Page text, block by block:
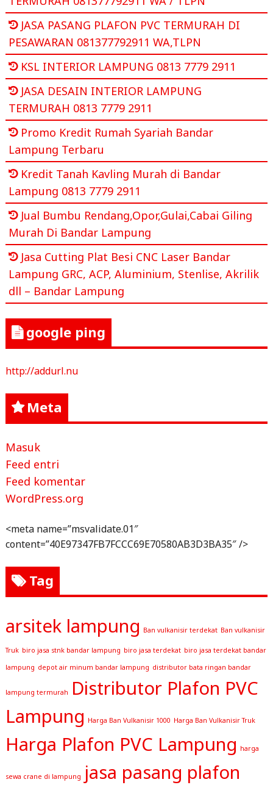
JASA PASANG PLAFON PVC TERMURAH DI
PESAWARAN 081377792911 WA,TLPN
KSL INTERIOR LAMPUNG 0813 7779 2911
JASA DESAIN INTERIOR LAMPUNG
TERMURAH 0813 7779 2911
Promo Kredit Rumah Syariah Bandar
Lampung Terbaru
Kredit Tanah Kavling Murah di Bandar
Lampung 0813 7779 2911
Jual Bumbu Rendang,Opor,Gulai,Cabai Giling
Murah Di Bandar Lampung
Jasa Cutting Plat Besi CNC Laser Bandar
Lampung GRC, ACP, Aluminium, Stenlise, Akrilik
dll – Bandar Lampung
google ping
http://addurl.nu
Meta
Masuk
Feed entri
Feed komentar
WordPress.org
<meta name=”msvalidate.01″
content=”40E97347FB7FCCC69E70580AB3D3BA35″ />
Tag
arsitek lampung Ban vulkanisir terdekat Ban vulkanisir
Truk biro jasa stnk bandar lampung biro jasa terdekat biro jasa terdekat bandar
lampung depot air minum bandar lampung distributor bata ringan bandar
lampung termurah
Distributor Plafon PVC
Lampung Harga Ban Vulkanisir 1000 Harga Ban Vulkanisir Truk
Harga Plafon PVC Lampung harga
sewa crane di lampung
jasa pasang plafon